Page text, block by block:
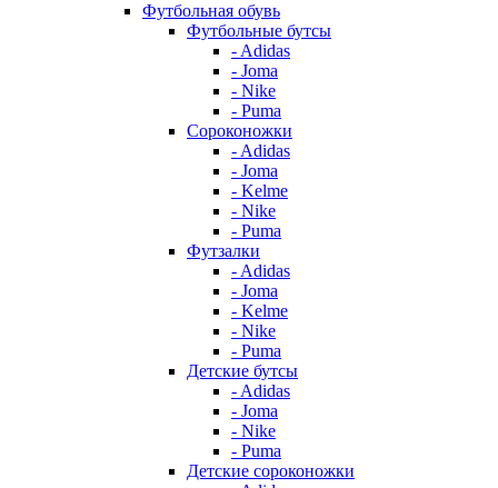
Футбольная обувь
Футбольные бутсы
- Adidas
- Joma
- Nike
- Puma
Сороконожки
- Adidas
- Joma
- Kelme
- Nike
- Puma
Футзалки
- Adidas
- Joma
- Kelme
- Nike
- Puma
Детские бутсы
- Adidas
- Joma
- Nike
- Puma
Детские сороконожки